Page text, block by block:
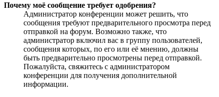
Почему моё сообщение требует одобрения?
Администратор конференции может решить, что
сообщения требуют предварительного просмотра перед
отправкой на форум. Возможно также, что
администратор включил вас в группу пользователей,
сообщения которых, по его или её мнению, должны
быть предварительно просмотрены перед отправкой.
Пожалуйста, свяжитесь с администратором
конференции для получения дополнительной
информации.